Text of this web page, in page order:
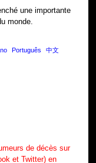
une importante
monde.
Português 中文
de décès sur
et Twitter) en